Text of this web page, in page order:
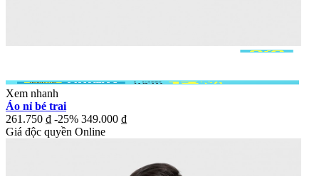
Xem nhanh
Áo nỉ bé trai
261.750 ₫ -25% 349.000 ₫
Giá độc quyền Online